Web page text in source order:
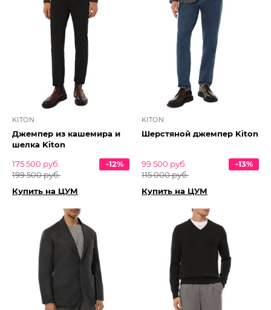
KITON
Джемпер из кашемира и
шелка Kiton
175 500 руб.
199 500 руб.
-12%
Купить на ЦУМ
KITON
Шерстяной джемпер Kiton
99 500 руб.
115 000 руб.
-13%
Купить на ЦУМ